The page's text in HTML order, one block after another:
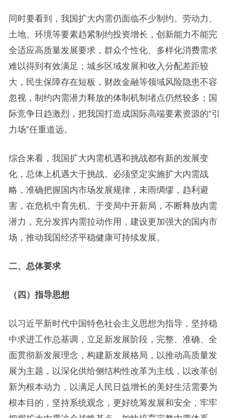
同时要看到，我国扩大内需仍面临不少制约。劳动力、
土地、环境等要素趋紧制约投资增长，创新能力不能完
全适应高质量发展要求，群众个性化、多样化消费需求
难以得到有效满足；城乡区域发展和收入分配差距较
大，民生保障存在短板，财政金融等领域风险隐患不容
忽视，制约内需潜力释放的体制机制堵点仍然较多；国
际竞争日趋激烈，把我国打造成国际高端要素资源的“引
力场”任重道远。
综合来看，我国扩大内需机遇和挑战都有新的发展变
化，总体上机遇大于挑战。必须坚定实施扩大内需战
略，准确把握国内市场发展规律，未雨绸缪，趋利避
害，在危机中育先机、于变局中开新局，不断释放内需
潜力，充分发挥内需拉动作用，建设更加强大的国内市
场，推动我国经济平稳健康可持续发展。
二、总体要求
（四）指导思想
以习近平新时代中国特色社会主义思想为指导，坚持稳
中求进工作总基调，立足新发展阶段，完整、准确、全
面贯彻新发展理念，构建新发展格局，以推动高质量发
展为主题，以深化供给侧结构性改革为主线，以改革创
新为根本动力，以满足人民日益增长的美好生活需要为
根本目的，坚持系统观念，更好统筹发展和安全，牢牢